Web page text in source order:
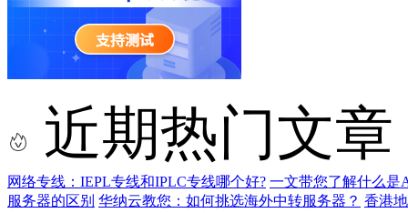
近期热门文章
网络专线：IEPL专线和IPLC专线哪个好? 一文带您了解什么是
服务器的区别 华纳云教您：如何挑选海外中转服务器？ 香港